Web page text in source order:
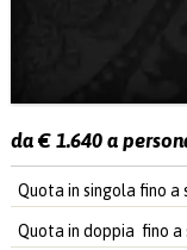
da € 1.640 a
Quota in singola fino a
Quota in doppia fino a